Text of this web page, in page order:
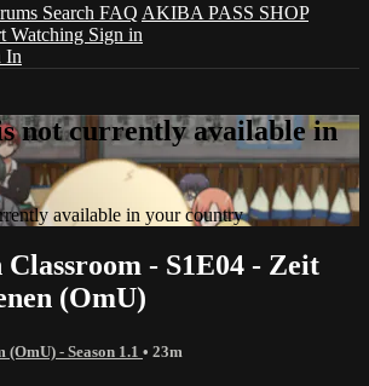
Search FAQ AKIBA PASS SHOP
Watching Sign in
In
not currently available in
available in your country
Classroom - S1E04 - Zeit
(OmU)
(OmU) - Season 1.1 • 23m